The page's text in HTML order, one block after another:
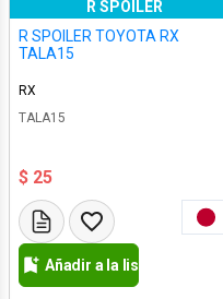
R SPOILER
R SPOILER TOYOTA RX
TALA15
RX
TALA15
$ 25
Añadir a la lista de deseos